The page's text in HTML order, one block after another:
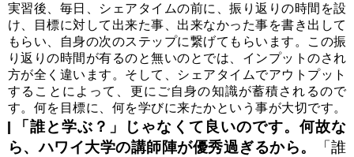
実習後、毎日、シェアタイムの前に、振り返りの時間を設
け、目標に対して出来た事、出来なかった事を書き出して
もらい、自身の次のステップに繋げてもらいます。この振
り返りの時間が有るのと無いのとでは、インプットのされ
方が全く違います。そして、シェアタイムでアウトプット
することによって、更にご自身の知識が蓄積されるので
す。何を目標に、何を学びに来たかという事が大切です。
「誰と学ぶ？」じゃなくて良いのです。何故な
ら、ハワイ大学の講師陣が優秀過ぎるから。
「誰